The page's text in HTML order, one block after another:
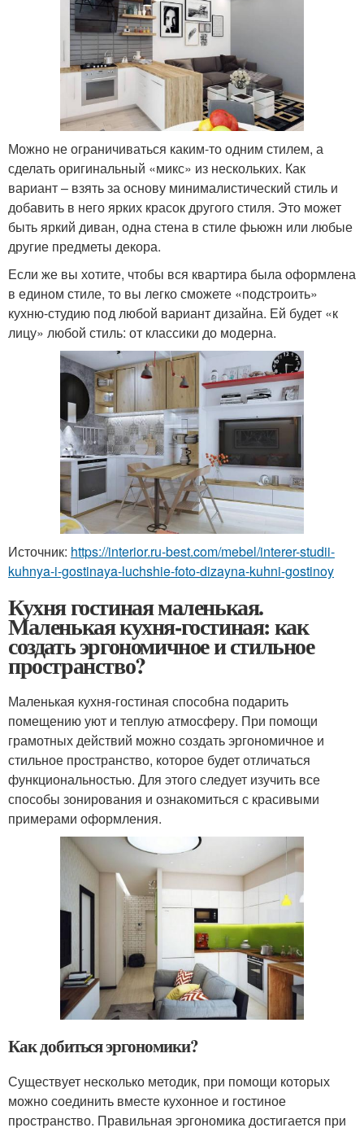
Можно не ограничиваться каким-то одним стилем, а
сделать оригинальный «микс» из нескольких. Как
вариант – взять за основу минималистический стиль и
добавить в него ярких красок другого стиля. Это может
быть яркий диван, одна стена в стиле фьюжн или любые
другие предметы декора.
Если же вы хотите, чтобы вся квартира была оформлена
в едином стиле, то вы легко сможете «подстроить»
кухню-студию под любой вариант дизайна. Ей будет «к
лицу» любой стиль: от классики до модерна.
Источник: https://interior.ru-best.com/mebel/interer-studii-
kuhnya-i-gostinaya-luchshie-foto-dizayna-kuhni-gostinoy
Кухня гостиная маленькая.
Маленькая кухня-гостиная: как
создать эргономичное и стильное
пространство?
Маленькая кухня-гостиная способна подарить
помещению уют и теплую атмосферу. При помощи
грамотных действий можно создать эргономичное и
стильное пространство, которое будет отличаться
функциональностью. Для этого следует изучить все
способы зонирования и ознакомиться с красивыми
примерами оформления.
Как добиться эргономики?
Существует несколько методик, при помощи которых
можно соединить вместе кухонное и гостиное
пространство. Правильная эргономика достигается при